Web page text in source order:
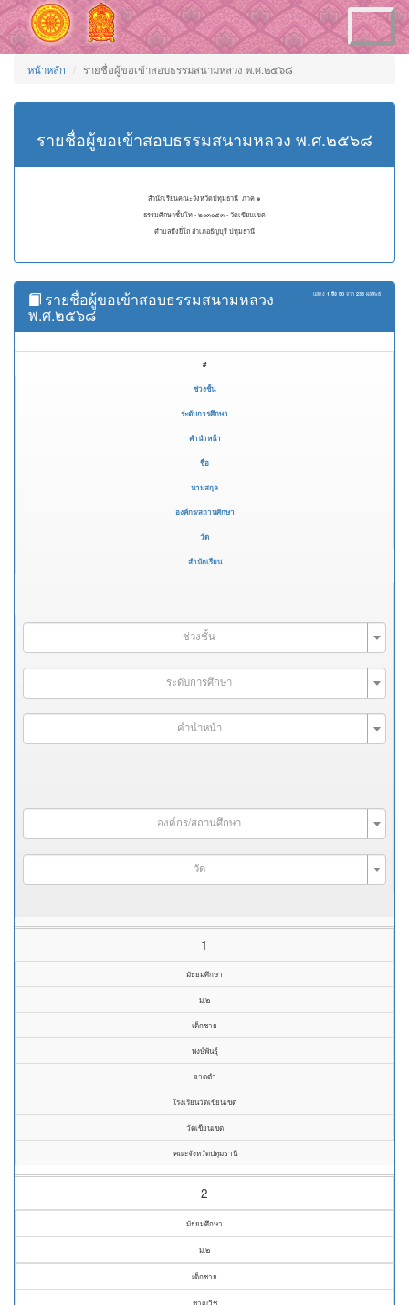
Toggle
navigation
หน้าหลัก รายชื่อผู้ขอเข้าสอบธรรมสนามหลวง พ.ศ.๒๕๖๘
รายชื่อผู้ขอเข้าสอบธรรมสนามหลวง พ.ศ.๒๕๖๘
สำนักเรียนคณะจังหวัดปทุมธานี ภาค ๑
ธรรมศึกษาชั้นโท - ๒๐๓๐๕๓ - วัดเขียนเขต
ตำบลบึงยี่โถ อำเภอธัญบุรี ปทุมธานี
แสดง 1 ถึง 50 จาก 238 ผลลัพธ์
รายชื่อผู้ขอเข้าสอบธรรมสนามหลวง
พ.ศ.๒๕๖๘
#
ช่วงชั้น
ระดับการศึกษา
คำนำหน้า
ชื่อ
นามสกุล
องค์กร/สถานศึกษา
วัด
สำนักเรียน
ช่วงชั้น
ระดับการศึกษา
คำนำหน้า
องค์กร/สถานศึกษา
วัด
1
มัธยมศึกษา
ม.๒
เด็กชาย
พงษ์พันธุ์
จาดดำ
โรงเรียนวัดเขียนเขต
วัดเขียนเขต
คณะจังหวัดปทุมธานี
2
มัธยมศึกษา
ม.๒
เด็กชาย
ชาญวิช